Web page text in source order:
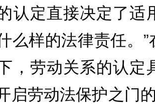
认定直接决定了适
么样的法律责任。
，劳动关系的认定
启劳动法保护之门